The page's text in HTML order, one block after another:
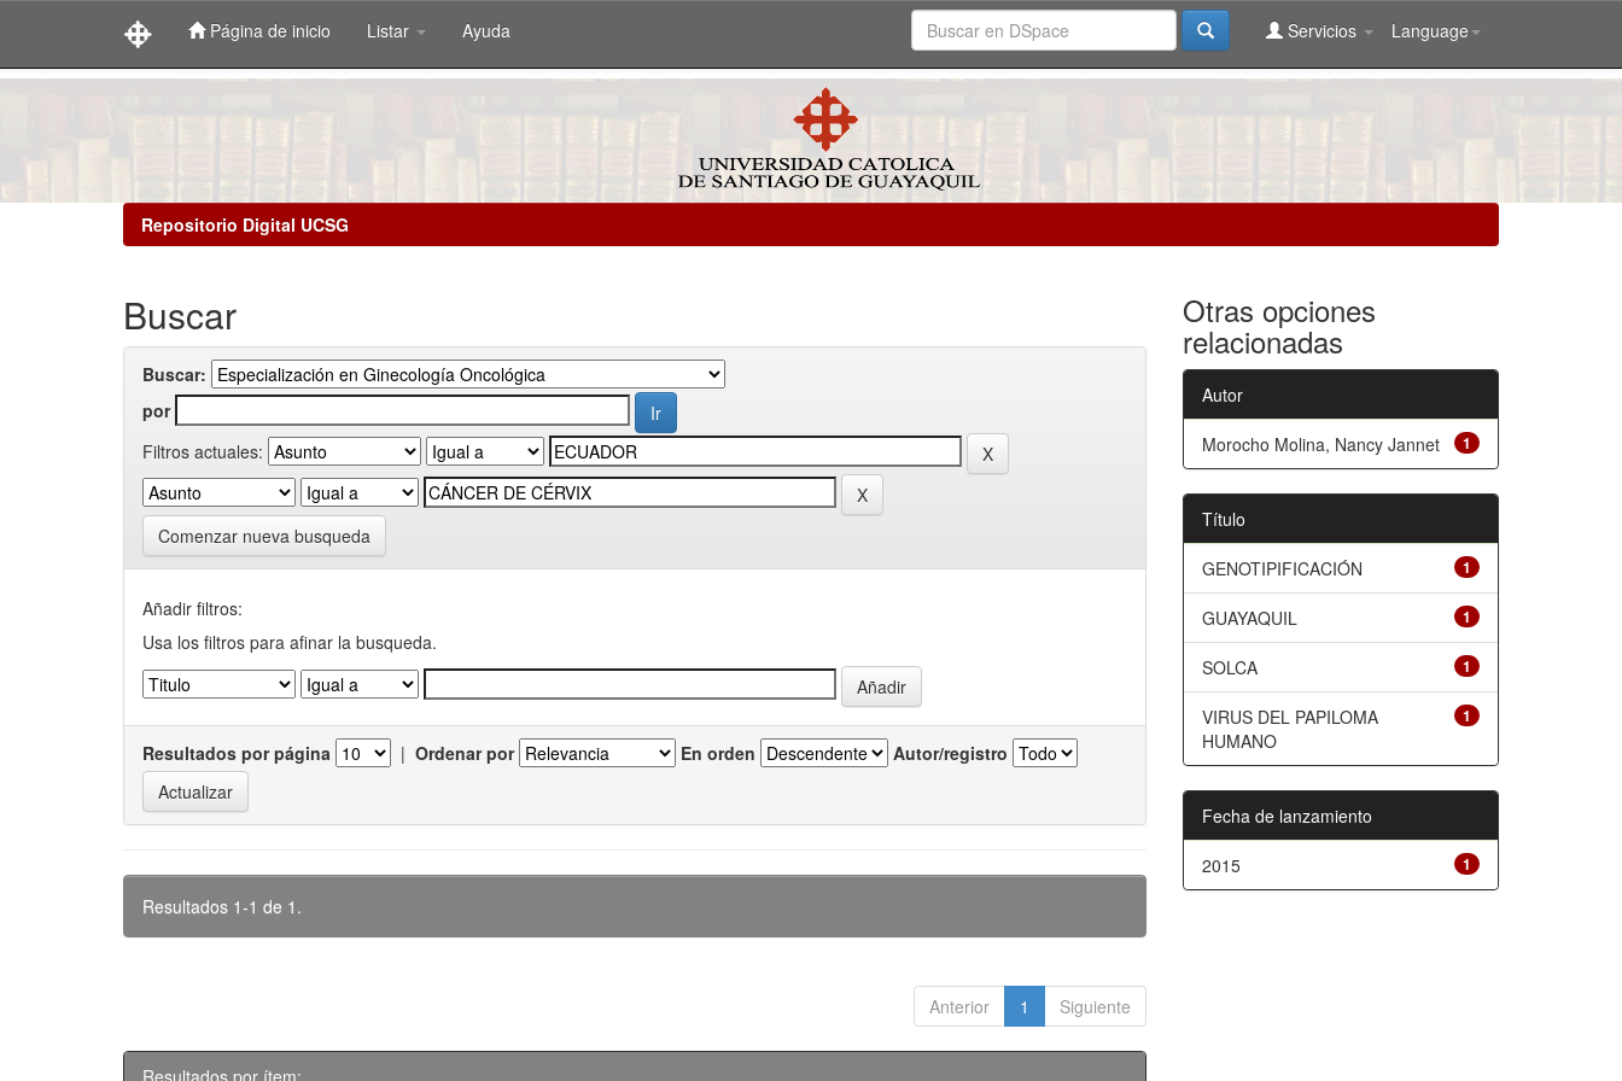
Página de inicio Listar Ayuda Language
Servicios
Repositorio Digital UCSG
Buscar
Buscar:
por
Filtros actuales:
Comenzar nueva busqueda
Añadir filtros:
Usa los filtros para afinar la busqueda.
Resultados por página | Ordenar por En orden Autor/registro
Resultados 1-1 de 1.
Anterior 1 Siguiente
Resultados por ítem:
Otras opciones
relacionadas
Autor
1
Morocho Molina, Nancy Jannet
Título
1
GENOTIPIFICACIÓN
1
GUAYAQUIL
1
SOLCA
1
VIRUS DEL PAPILOMA
HUMANO
Fecha de lanzamiento
1
2015